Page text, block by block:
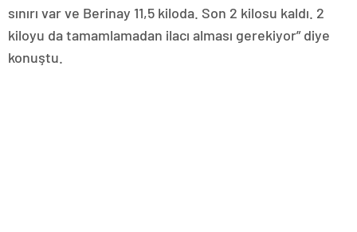
sınırı var ve Berinay 11,5 kiloda. Son 2 kilosu kaldı. 2
kiloyu da tamamlamadan ilacı alması gerekiyor” diye
konuştu.